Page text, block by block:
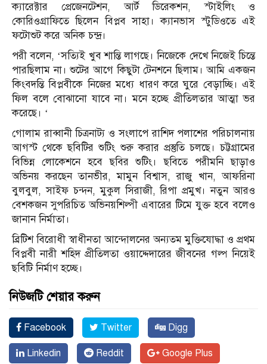
ক্যারেক্টার প্রেজেনটেশন, আর্ট ডিরেকশন, স্টাইলিং ও
কোরিওগ্রাফিতে ছিলেন বিপ্লব সাহা। ক্যানভাস স্টুডিওতে এই
ফটোশুট করে অনিক চন্দ্র।
পরী বলেন, ‘সত্যিই খুব শান্তি লাগছে। নিজেকে দেখে নিজেই চিন্তে
পারছিলাম না। শুটের আগে কিছুটা টেনশনে ছিলাম। আমি একজন
কিংবদন্তি বিপ্লবীকে নিজের মধ্যে ধারণ করে ঘুরে বেড়াচ্ছি। এই
ফিল বলে বোঝানো যাবে না। মনে হচ্ছে প্রীতিলতার আত্মা ভর
করেছে। ‘
গোলাম রাব্বানী চিত্রনাট্য ও সংলাপে রাশিদ পলাশের পরিচালনায়
আগস্ট থেকে ছবিটির শুটিং শুরু করার প্রস্তুতি চলছে। চট্টগ্রামের
বিভিন্ন লোকেশনে হবে ছবির শুটিং। ছবিতে পরীমনি ছাড়াও
অভিনয় করছেন তানভীর, মামুন বিশ্বাস, রাজু খান, আফরিনা
বুলবুল, সাইফ চন্দন, মুকুল সিরাজী, রিপা প্রমুখ। নতুন আরও
বেশকজন সুপরিচিত অভিনয়শিল্পী এবারের টিমে যুক্ত হবে বলেও
জানান নির্মাতা।
ব্রিটিশ বিরোধী স্বাধীনতা আন্দোলনের অন্যতম মুক্তিযোদ্ধা ও প্রথম
বিপ্লবী নারী শহিদ প্রীতিলতা ওয়াদ্দেদারের জীবনের গল্প নিয়েই
ছবিটি নির্মাণ হচ্ছে।
নিউজটি শেয়ার করুন
Facebook Twitter Digg
Linkedin Reddit Google Plus